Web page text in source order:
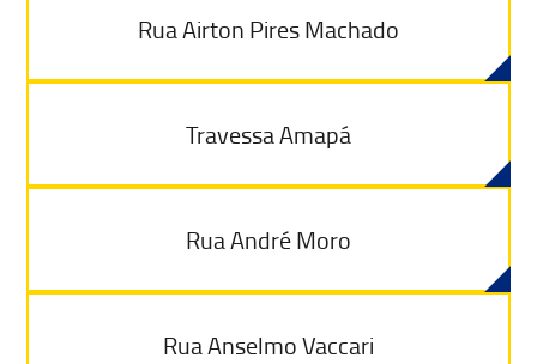
Rua Airton Pires Machado
Travessa Amapá
Rua André Moro
Rua Anselmo Vaccari